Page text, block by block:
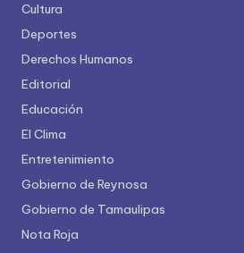
Cultura
Deportes
Derechos Humanos
Editorial
Educación
El Clima
Entretenimiento
Gobierno de Reynosa
Gobierno de Tamaulipas
Nota Roja